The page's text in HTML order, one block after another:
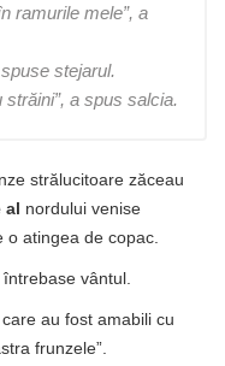
ramurile mele”, a
stejarul.
a spus salcia.
strălucitoare zăceau
al nordului venise
atingea de copac.
vântul.
care au fost amabili cu
frunzele”.